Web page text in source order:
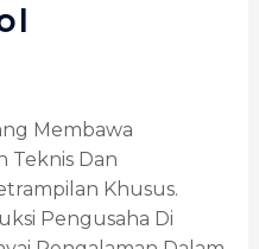
Membawa
Teknis Dan
Khusus.
Pengusaha Di